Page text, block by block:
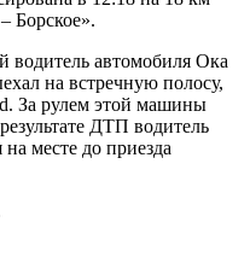
Борское».
автомобиля Ока
на встречную полосу,
За рулем этой машины
ДТП водитель
месте до приезда